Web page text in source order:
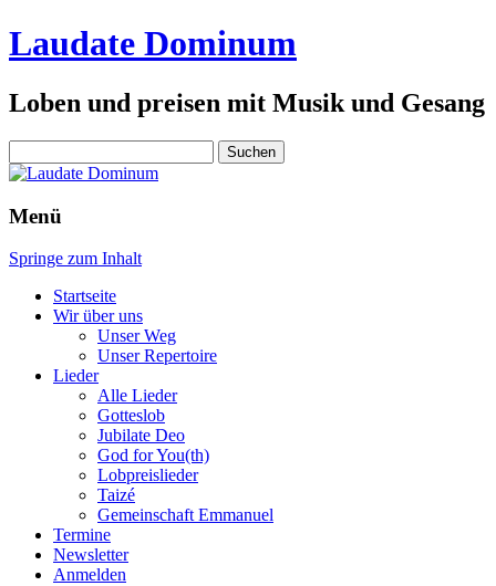
Laudate Dominum
Loben und preisen mit Musik und Gesang
nach:
Menü
Springe zum Inhalt
Startseite
Wir über uns
Unser Weg
Unser Repertoire
Lieder
Alle Lieder
Gotteslob
Jubilate Deo
God for You(th)
Lobpreislieder
Taizé
Gemeinschaft Emmanuel
Termine
Newsletter
Anmelden